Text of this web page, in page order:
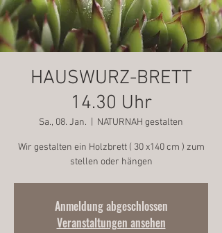
HAUSWURZ-BRETT
14.30 Uhr
Sa., 08. Jan. NATURNAH gestalten
Wir gestalten ein Holzbrett ( 30 x140 cm ) zum
stellen oder hängen
Anmeldung abgeschlossen
Veranstaltungen ansehen